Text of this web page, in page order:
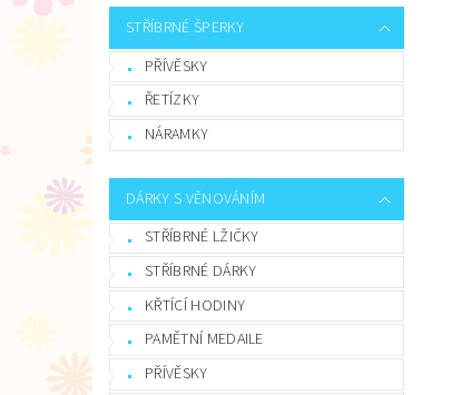
STŘÍBRNÉ ŠPERKY
PŘÍVĚSKY
ŘETÍZKY
NÁRAMKY
DÁRKY S VĚNOVÁNÍM
STŘÍBRNÉ LŽIČKY
STŘÍBRNÉ DÁRKY
KŘTÍCÍ HODINY
PAMĚTNÍ MEDAILE
PŘÍVĚSKY